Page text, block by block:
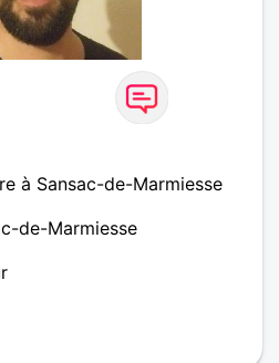
à Sansac-de-Marmiesse
de-Marmiesse